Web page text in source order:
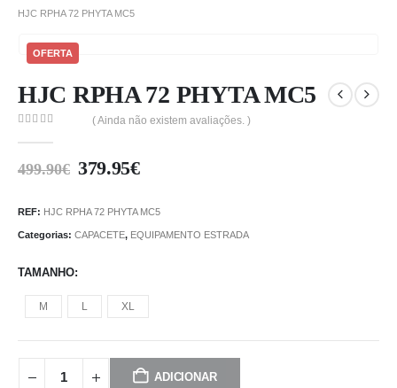
HJC RPHA 72 PHYTA MC5
OFERTA
HJC RPHA 72 PHYTA MC5
( Ainda não existem avaliações. )
499.90€ 379.95€
REF: HJC RPHA 72 PHYTA MC5
Categorias: CAPACETE, EQUIPAMENTO ESTRADA
TAMANHO
M L XL
ADICIONAR